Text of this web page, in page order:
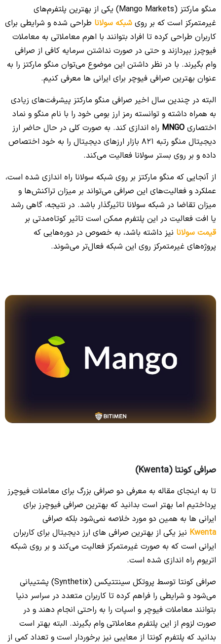
منگو مارکتز (Mango Markets) یکی از بهترین پلتفرم‌های
غیرمتمرکز است که بر روی شبکه سولانا طراحی شده و شرایطی برای
کاربران طراحی کرده تا افراد بتوانند با اهرم معاملاتی به معاملات
فیوچرز بپردازند و حتی در صورت نداشتن سرمایه کافی از صرافی
وام بگیرند. با در نظر داشتن این موضوع می‌توان منگو مارکتز را به
عنوان بهترین صرافی فیوچر برای ایرانی ها معرفی کنیم.
البته در چندین سال اخیر صرافی منگو مارکتز پیشرفت‌های زیادی
به همراه داشته و توانسته رمز ارز بومی خود را با نام منگو و نماد
اختصاری MNGO راه اندازی کند. به صورت کلی در حال حاضر ارز
دیجیتال منگو رتبه 821 بازار ارزهای دیجیتال را به خود اختصاص
داده و بر روی بستر سولانا فعالیت می‌کند.
از آنجایی که منگو مارکتز بر روی شبکه سولانا راه اندازی شده است،
عملکرد و فعالیت‌های این صرافی می‌تواند بر میزان تراکنش‌ها و
میزان تقاضا در شبکه سولانا تاثیرگذار باشد. در نتیجه، گاهی رشد
یا افت فعالیت در این پلتفرم ممکن است تاثیر کوتاه‌مدتی بر
قیمت سولانا نیز داشته باشد، به خصوص در دوره‌هایی که
پروژه‌های غیرمتمرکز روی این شبکه فعال‌تر می‌شوند.
صرافی کونتا (Kwenta)
تا به اینجای مقاله به معرفی دو صرافی بزرگ برای معاملات فیوچرز
پرداختیم اما بهتر است بدانید که بهترین صرافی فیوچرز برای
ایرانی ها به همین دو مورد خلاصه نمی‌شود بلکه صرافی
Kwenta نیز یکی از بهترین صرافی های ارز دیجیتال برای کاربران
ایرانی است که به صورت غیرمتمرکز فعالیت می‌کند و بر روی شبکه
اتریوم راه اندازی شده است.
صرافی کونتا توسط پروتکل سینتتیکس (Synthetix) پشتیبانی
می‌شود و شرایطی را فراهم کرده تا کاربران متعدد در سراسر دنیا
بتوانند معاملات فیوچر و اسپات را به راحتی انجام دهند و در
صورت لزوم از این پلتفرم معاملاتی وام بگیرند. البته بهتر است
بدانید که پلتفرم کونتا از معایبی نیز برخوردار است و تعداد کمی از